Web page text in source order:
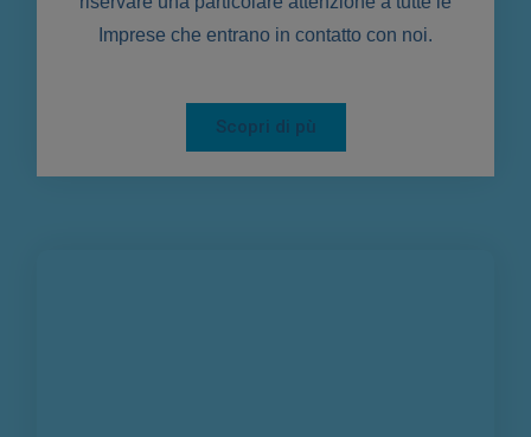
Imprese che entrano in contatto con noi.
Scopri di pù